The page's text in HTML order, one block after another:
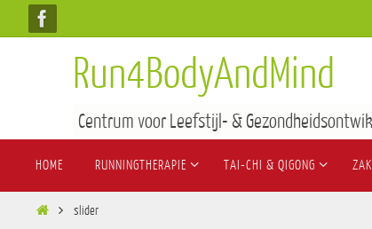
Run4BodyAndMind
Centrum voor Leefstijl- &
HOME RUNNINGTHERAPIE TAI-CHI & QIGONG
slider